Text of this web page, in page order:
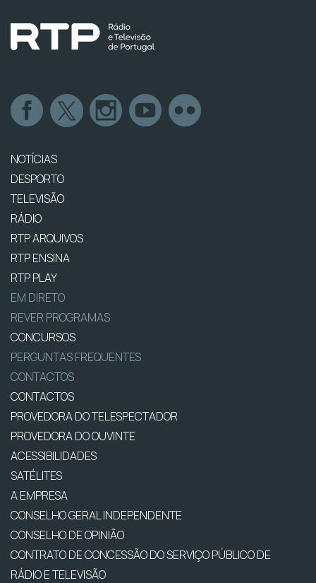
NOTÍCIAS
DESPORTO
TELEVISÃO
RÁDIO
RTP ARQUIVOS
RTP ENSINA
RTP PLAY
EM DIRETO
REVER PROGRAMAS
CONCURSOS
PERGUNTAS FREQUENTES
CONTACTOS
CONTACTOS
PROVEDORA DO TELESPECTADOR
PROVEDORA DO OUVINTE
ACESSIBILIDADES
SATÉLITES
A EMPRESA
CONSELHO GERAL INDEPENDENTE
CONSELHO DE OPINIÃO
CONTRATO DE CONCESSÃO DO SERVIÇO PÚBLICO DE
RÁDIO E TELEVISÃO